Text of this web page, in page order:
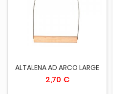
ALTALENA AD ARCO LARGE
2,70 €